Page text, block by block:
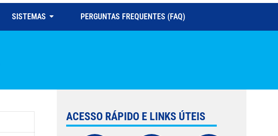
SISTEMAS PERGUNTAS FREQUENTES (FAQ)
ACESSO RÁPIDO E LINKS ÚTEIS